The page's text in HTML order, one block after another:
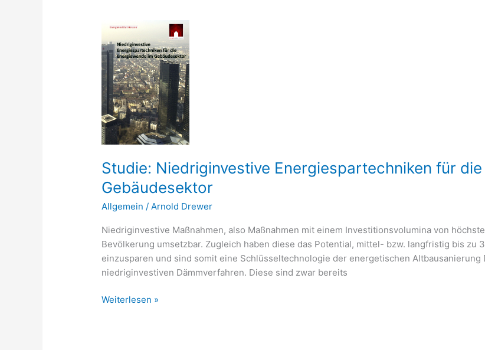
Studie: Niedriginvestive Energiespartechniken für
Gebäudesektor
Allgemein / Arnold Drewer
Niedriginvestive Maßnahmen, also Maßnahmen mit einem Investitionsvolumina von
Bevölkerung umsetzbar. Zugleich haben diese das Potential, mittel- bzw. langfristig bis zu
einzusparen und sind somit eine Schlüsseltechnologie der energetischen
niedriginvestiven Dämmverfahren. Diese sind zwar bereits
Studie:
Niedriginvestive
Energiespartechniken
für
die
Energiewende
im
Gebäudesektor
Weiterlesen »